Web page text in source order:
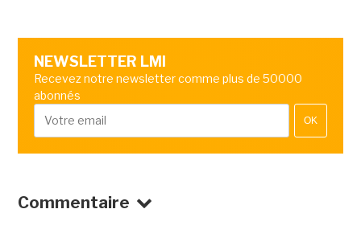
NEWSLETTER LMI
Recevez notre newsletter comme plus de 50000
abonnés
OK
Commentaire